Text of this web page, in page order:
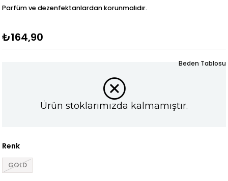
Parfüm ve dezenfektanlardan korunmalıdır.
₺164,90
Ürün stoklarımızda kalmamıştır.
Renk
GOLD
Beden Tablosu